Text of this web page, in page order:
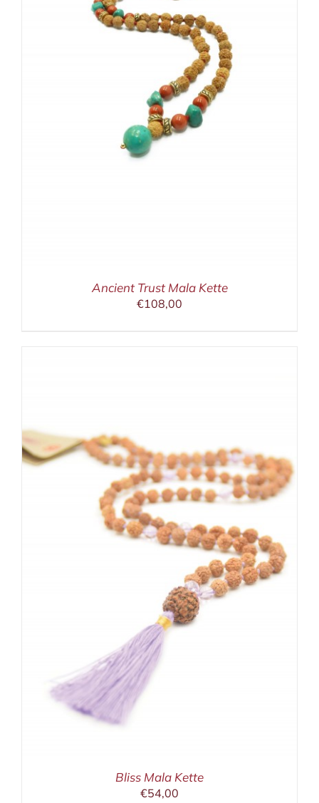
Ancient Trust Mala Kette
€108,00
Bliss Mala Kette
€54,00